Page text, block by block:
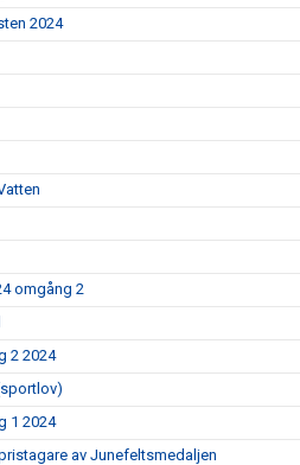
2024
omgång 2
2 2024
1 2024
av Junefeltsmedaljen